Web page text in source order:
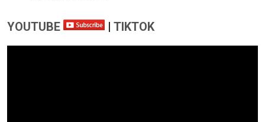
YOUTUBE | TIKTOK